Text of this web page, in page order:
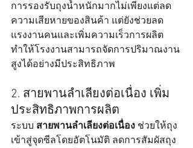
การรองรับถุงน้ำหนักมากไม่เพียงแต่ลด
ความเสียหายของสินค้า แต่ยังช่วยลด
แรงงานคนและเพิ่มความเร็วการผลิต
ทำให้โรงงานสามารถจัดการปริมาณงาน
สูงได้อย่างมีประสิทธิภาพ
2. สายพานลำเลียงต่อเนื่อง เพิ่ม
ประสิทธิภาพการผลิต
ระบบ สายพานลำเลียงต่อเนื่อง ช่วยให้ถุง
เข้าสู่จุดซีลโดยอัตโนมัติ ลดการสัมผัสถุง